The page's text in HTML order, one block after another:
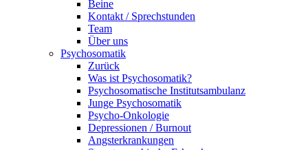
Beine
Kontakt / Sprechstunden
Team
Über uns
Psychosomatik
Zurück
Was ist Psychosomatik?
Psychosomatische Institutsambulanz
Junge Psychosomatik
Psycho-Onkologie
Depressionen / Burnout
Angsterkrankungen